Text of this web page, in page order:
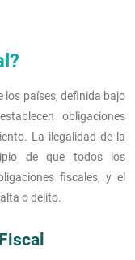
los países, definida bajo
obligaciones
La ilegalidad de la
de que todos los
fiscales, y el
o delito.